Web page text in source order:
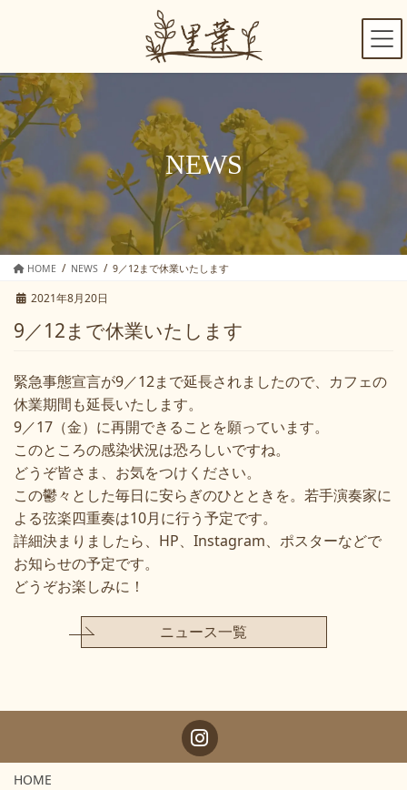
ン
ツ
へ
ス
キ
ッ
プ
ー
シ
ョ
ン
に
移
動
NEWS
HOME NEWS 9／12まで休業いたします
2021年8月20日
9／12まで休業いたします
緊急事態宣言が9／12まで延長されましたので、カフェの
休業期間も延長いたします。
9／17（金）に再開できることを願っています。
このところの感染状況は恐ろしいですね。
どうぞ皆さま、お気をつけください。
この鬱々とした毎日に安らぎのひとときを。若手演奏家に
よる弦楽四重奏は10月に行う予定です。
詳細決まりましたら、HP、Instagram、ポスターなどで
お知らせの予定です。
どうぞお楽しみに！
ニュース一覧
HOME